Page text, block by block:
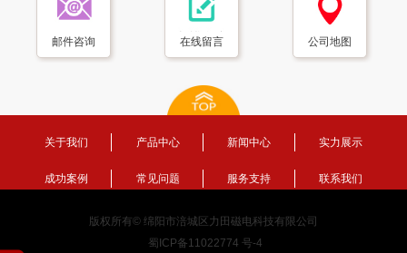
邮件咨询 在线留言 公司地图
关于我们 产品中心 新闻中心 实力展示
成功案例 常见问题 服务支持 联系我们
版权所有© 绵阳市涪城区力田磁电科技有限公司
蜀ICP备11022774 号-4